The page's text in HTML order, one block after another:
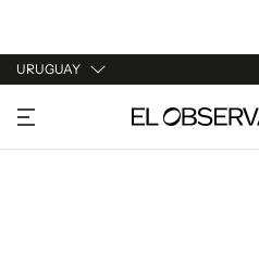
URUGUAY
URUGUAY
ARGENTINA